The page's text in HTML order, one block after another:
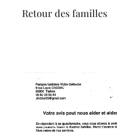
Retour des familles